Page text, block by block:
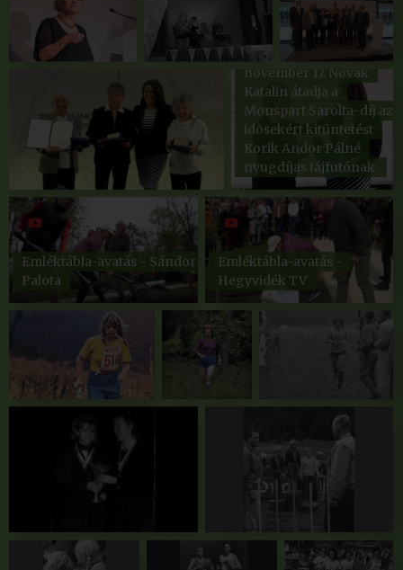
Budapest, 2021.
november 17. Novák
Katalin átadja a
Monspart Sarolta-díj az
idõsekért kitüntetést
Korik Andor Pálné
nyugdíjas tájfutónak.
Emléktábla-avatás - Sándor
Palota
Emléktábla-avatás -
Hegyvidék TV